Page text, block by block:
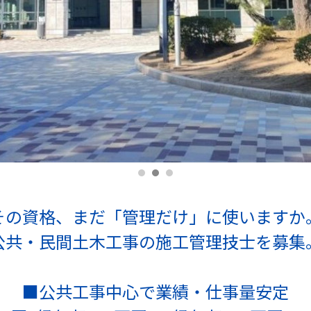
の資格、まだ「管理だけ」に使いますか
共・民間土木工事の施工管理技士を募集
■公共工事中心で業績・仕事量安定